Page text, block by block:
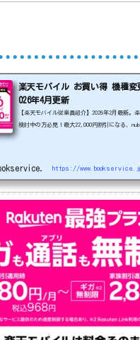
楽天モバイル お買い得 機種
026年4月更新
【楽天モバイル従業員紹介】2026年2月最新。
検討中の方必見！最大22,000円割引になる、
arrows We2 1円 arrows